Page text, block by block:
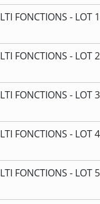
FONCTIONS - LOT
FONCTIONS - LOT
FONCTIONS - LOT
FONCTIONS - LOT
FONCTIONS - LOT